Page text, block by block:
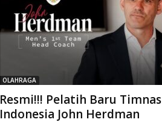
OLAHRAGA
Resmi!!! Pelatih Baru Timnas
Indonesia John Herdman